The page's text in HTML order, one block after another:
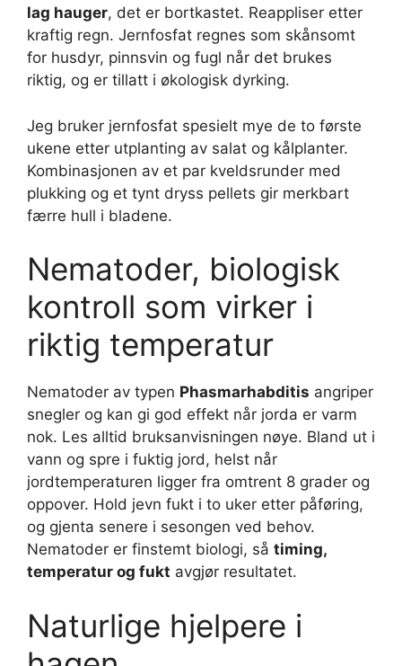
lag hauger, det er bortkastet. Reappliser etter
kraftig regn. Jernfosfat regnes som skånsomt
for husdyr, pinnsvin og fugl når det brukes
riktig, og er tillatt i økologisk dyrking.
Jeg bruker jernfosfat spesielt mye de to første
ukene etter utplanting av salat og kålplanter.
Kombinasjonen av et par kveldsrunder med
plukking og et tynt dryss pellets gir merkbart
færre hull i bladene.
Nematoder, biologisk
kontroll som virker i
riktig temperatur
Nematoder av typen Phasmarhabditis angriper
snegler og kan gi god effekt når jorda er varm
nok. Les alltid bruksanvisningen nøye. Bland ut i
vann og spre i fuktig jord, helst når
jordtemperaturen ligger fra omtrent 8 grader og
oppover. Hold jevn fukt i to uker etter påføring,
og gjenta senere i sesongen ved behov.
Nematoder er finstemt biologi, så timing,
temperatur og fukt avgjør resultatet.
Naturlige hjelpere i